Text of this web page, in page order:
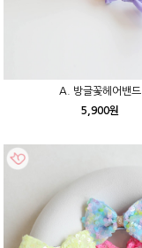
A. 방글꽃헤어밴드
5,900원